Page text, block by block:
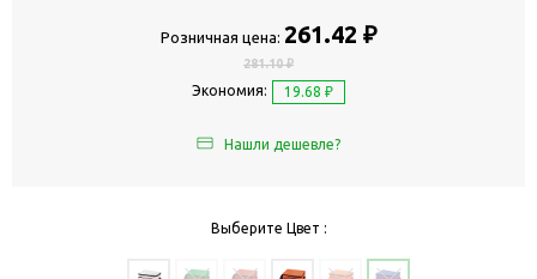
Розничная цена: 261.42 ₽
281.10 ₽
Экономия: 19.68 ₽
Нашли дешевле?
Выберите Цвет :